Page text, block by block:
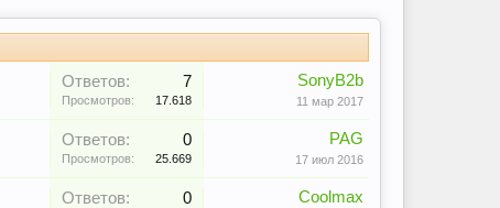
Ответов: 7
Просмотров: 17.618
SonyB2b
11 мар 2017
Ответов: 0
Просмотров: 25.669
PAG
17 июл 2016
Ответов: 0 Coolmax